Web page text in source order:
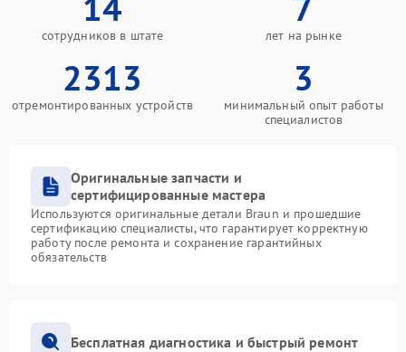
сотрудников в штате лет на рынке
2313
отремонтированных устройств
3
минимальный опыт работы
специалистов
Оригинальные запчасти и
сертифицированные мастера
Используются оригинальные детали Braun и прошедшие
сертификацию специалисты, что гарантирует корректную
работу после ремонта и сохранение гарантийных
обязательств
Бесплатная диагностика и быстрый ремонт